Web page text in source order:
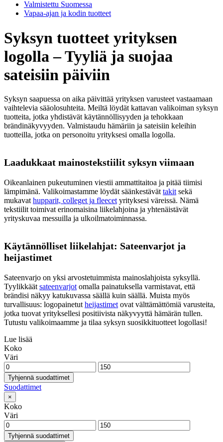
Valmistettu Suomessa
Vapaa-ajan ja kodin tuotteet
Syksyn tuotteet yrityksen
logolla – Tyyliä ja suojaa
sateisiin päiviin
Syksyn saapuessa on aika päivittää yrityksen varusteet vastaamaan
vaihtelevia sääolosuhteita. Meiltä löydät kattavan valikoiman syksyn
tuotteita, jotka yhdistävät käytännöllisyyden ja tehokkaan
brändinäkyvyyden. Valmistaudu hämäriin ja sateisiin keleihin
tuotteilla, jotka on personoitu yrityksesi omalla logolla.
Laadukkaat mainostekstiilit syksyn viimaan
Oikeanlainen pukeutuminen viestii ammattitaitoa ja pitää tiimisi
lämpimänä. Valikoimastamme löydät säänkestävät takit sekä
mukavat hupparit, colleget ja fleecet yrityksesi väreissä. Nämä
tekstiilit toimivat erinomaisina liikelahjoina ja yhtenäistävät
yrityskuvaa messuilla ja ulkoilmatoiminnassa.
Käytännölliset liikelahjat: Sateenvarjot ja
heijastimet
Sateenvarjo on yksi arvostetuimmista mainoslahjoista syksyllä.
Tyylikkäät sateenvarjot omalla painatuksella varmistavat, että
brändisi näkyy katukuvassa säällä kuin säällä. Muista myös
turvallisuus: logopainetut heijastimet ovat välttämättömiä varusteita,
jotka tuovat yrityksellesi positiivista näkyvyyttä hämärän tullen.
Tutustu valikoimaamme ja tilaa syksyn suosikkituotteet logollasi!
Lue lisää
Koko
Väri
Tyhjennä suodattimet
Suodattimet
×
Koko
Väri
Tyhjennä suodattimet